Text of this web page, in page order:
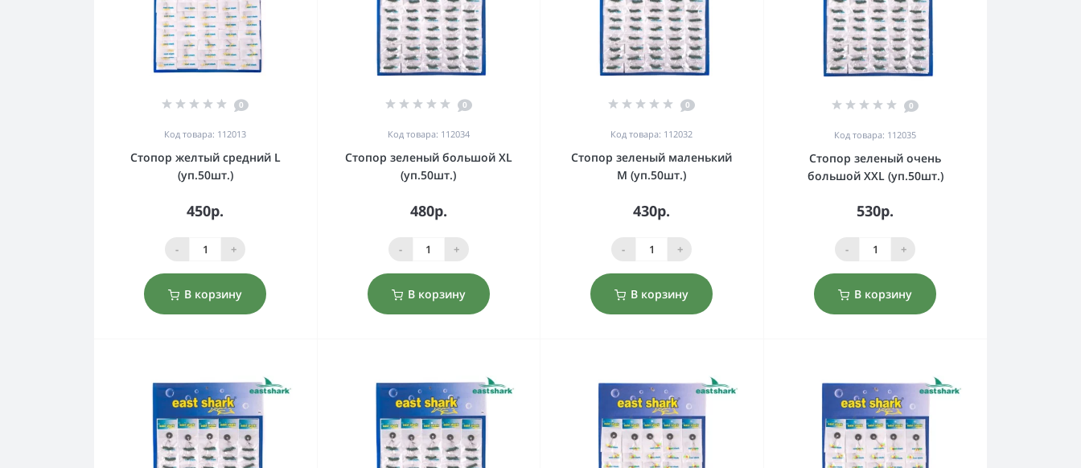
0
Код товара: 112013
Стопор желтый средний L
(уп.50шт.)
450р.
- +
В корзину
0
Код товара: 112034
Стопор зеленый большой XL
(уп.50шт.)
480р.
- +
В корзину
0
Код товара: 112032
Стопор зеленый маленький
M (уп.50шт.)
430р.
- +
В корзину
0
Код товара: 112035
Стопор зеленый очень
большой XXL (уп.50шт.)
530р.
- +
В корзину